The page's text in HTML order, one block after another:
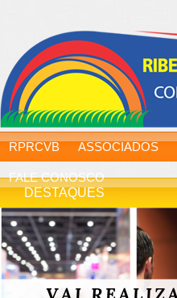
RPRCVB ASSOCIADOS
FALE CONOSCO
DESTAQUES